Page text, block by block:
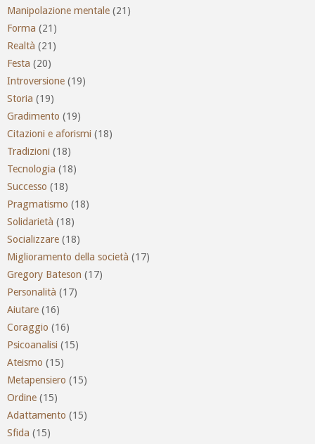
Manipolazione mentale (21)
Forma (21)
Realtà (21)
Festa (20)
Introversione (19)
Storia (19)
Gradimento (19)
Citazioni e aforismi (18)
Tradizioni (18)
Tecnologia (18)
Successo (18)
Pragmatismo (18)
Solidarietà (18)
Socializzare (18)
Miglioramento della società (17)
Gregory Bateson (17)
Personalità (17)
Aiutare (16)
Coraggio (16)
Psicoanalisi (15)
Ateismo (15)
Metapensiero (15)
Ordine (15)
Adattamento (15)
Sfida (15)